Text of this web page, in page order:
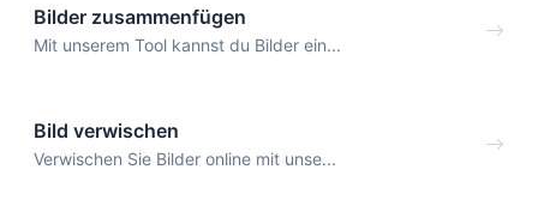
Bilder zusammenfügen
Mit unserem Tool kannst du Bilder ein...
Bild verwischen
Verwischen Sie Bilder online mit unse...